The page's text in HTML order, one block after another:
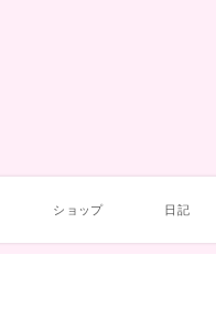
ショップ 日記